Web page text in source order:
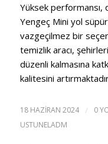
Yüksek performansı,
Yengeç Mini yol
vazgeçilmez bir
temizlik aracı,
düzenli kalmasına
kalitesini
18 HAZIRAN 2024 / 0
USTUNELADM